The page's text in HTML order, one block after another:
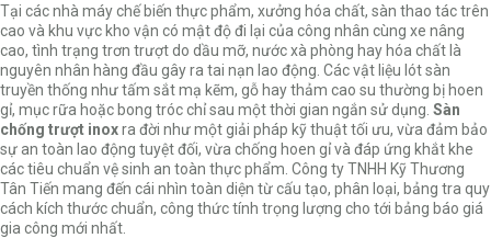
Tại các nhà máy chế biến thực phẩm, xưởng hóa chất, sàn thao tác trên
cao và khu vực kho vận có mật độ đi lại của công nhân cùng xe nâng
cao, tình trạng trơn trượt do dầu mỡ, nước xà phòng hay hóa chất là
nguyên nhân hàng đầu gây ra tai nạn lao động. Các vật liệu lót sàn
truyền thống như tấm sắt mạ kẽm, gỗ hay thảm cao su thường bị hoen
gỉ, mục rữa hoặc bong tróc chỉ sau một thời gian ngắn sử dụng. Sàn
chống trượt inoxra đời như một giải pháp kỹ thuật tối ưu, vừa đảm bảo
sự an toàn lao động tuyệt đối, vừa chống hoen gỉ và đáp ứng khắt khe
các tiêu chuẩn vệ sinh an toàn thực phẩm. Công ty TNHH Kỹ Thương
Tân Tiến mang đến cái nhìn toàn diện từ cấu tạo, phân loại, bảng tra quy
cách kích thước chuẩn, công thức tính trọng lượng cho tới bảng báo giá
gia công mới nhất.